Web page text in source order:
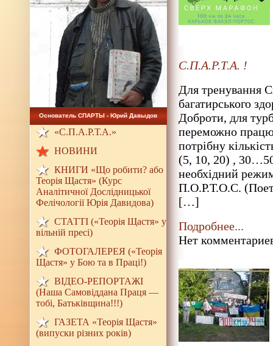
Основатель СПАРТЫ - Юрий Давыдов
«С.П.А.Р.Т.А.»
НОВИНИ
КНИГИ «Що робити? або
Теорія Щастя» (Курс
Аналітичної Дослідницької
Фелічології Юрія Давидова)
СТАТТІ («Теорія Щастя» у
вільній пресі)
ФОТОГАЛЕРЕЯ («Теорія
Щастя» у Бою та в Праці!)
ВІДЕО-РЕПОРТАЖІ
(Наша Самовіддана Праця —
тобі, Батьківщина!!!)
ГАЗЕТА «Теорія Щастя»
(випуски різних років)
С.П.А.Р.Т.А. !
Для тренування
багатирського
Доброти, для
переможно
потрібну
(5, 10, 20) ,
необхідний
П.О.Р.Т.О.С.
[…]
Подробнее...
Нет